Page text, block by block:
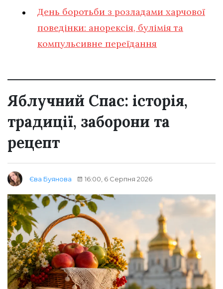
День боротьби з розладами харчової
поведінки: анорексія, булімія та
компульсивне переїдання
Яблучний Спас: історія,
традиції, заборони та
рецепт
Єва Буянова 16:00, 6 Серпня 2026